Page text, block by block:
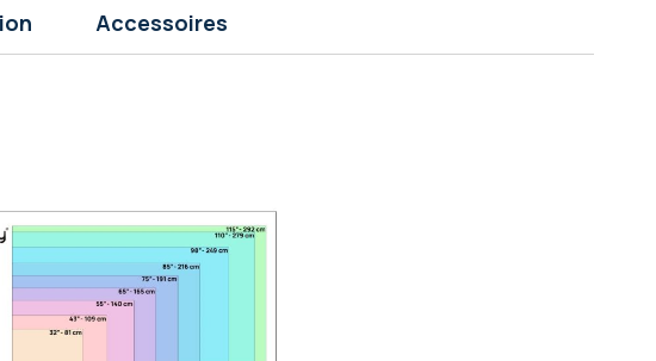
Accessoires